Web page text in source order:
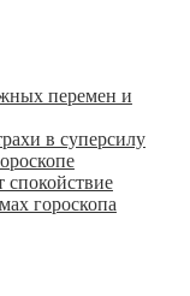
перемен и
в суперсилу
спокойствие
гороскопа